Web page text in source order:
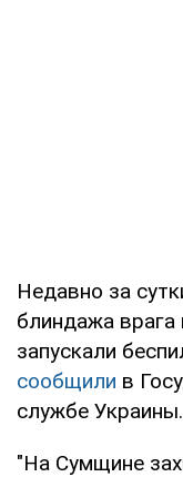
Недавно за
блиндажа врага
запускали
сообщили в
службе Украины.
"На Сумщине